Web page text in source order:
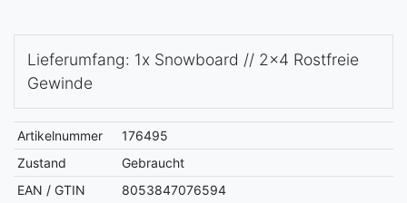
Lieferumfang: 1x Snowboard // 2x4 Rostfreie
Gewinde
Artikelnummer
176495
Zustand
Gebraucht
EAN / GTIN
8053847076594